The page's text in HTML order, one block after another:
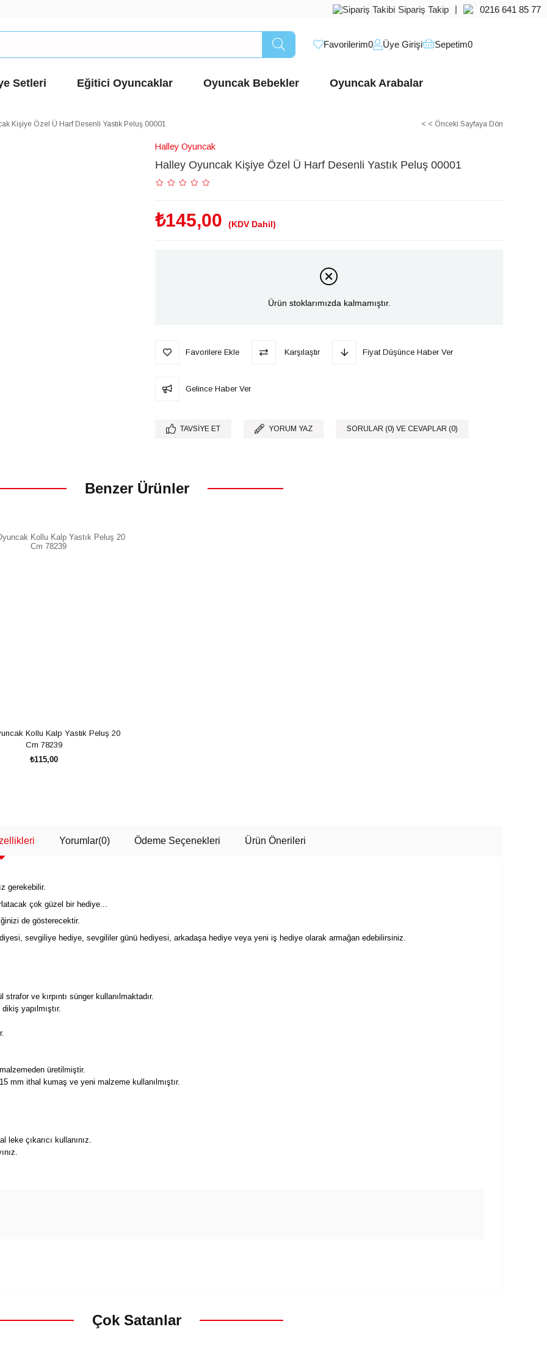
Sipariş Takip | 0216 641 85 77
Favorilerim0 Üye Girişi Sepetim0
Setleri Eğitici Oyuncaklar Oyuncak Bebekler Oyuncak Arabalar
Kişiye Özel Ü Harf Desenli Yastık Peluş 00001 < < Önceki Sayfaya Dön
Halley Oyuncak
Halley Oyuncak Kişiye Özel Ü Harf Desenli Yastık Peluş 00001
₺145,00 (KDV Dahil)
Ürün stoklarımızda kalmamıştır.
Favorilere Ekle Karşılaştır Fiyat Düşünce Haber Ver
Gelince Haber Ver
TAVSIYE ET YORUM YAZ SORULAR (0) VE CEVAPLAR (0)
Benzer Ürünler
Kollu Kalp Yastık Peluş 20
Cm 78239
₺115,00
Yorumlar(0) Ödeme Seçenekleri Ürün Önerileri
gerekebilir.
çok güzel bir hediye...
de gösterecektir.
sevgiliye hediye, sevgililer günü hediyesi, arkadaşa hediye veya yeni iş hediye olarak armağan edebilirsiniz.
ve kırpıntı sünger kullanılmaktadır.
yapılmıştır.
üretilmiştir.
mm ithal kumaş ve yeni malzeme kullanılmıştır.
çıkarıcı kullanınız.
Çok Satanlar